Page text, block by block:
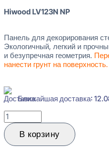
Hiwood LV123N NP
Панель для декорирования
Экологичный, легкий и
и безупречная геометрия.
нанести грунт на поверхность.
Ближайшая доставка:
Количество
товара
Hiwood
LV123N
В корзину